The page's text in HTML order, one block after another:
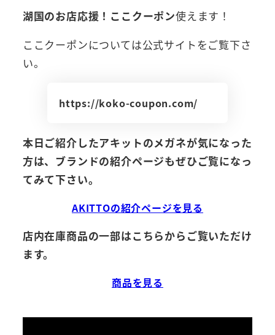
湖国のお店応援！ここクーポン使えます！
ここクーポンについては公式サイトをご覧下さ
い。
https://koko-coupon.com/
本日ご紹介したアキットのメガネが気になった
方は、ブランドの紹介ページもぜひご覧になっ
てみて下さい。
AKITTOの紹介ページを見る
店内在庫商品の一部はこちらからご覧いただけ
ます。
商品を見る